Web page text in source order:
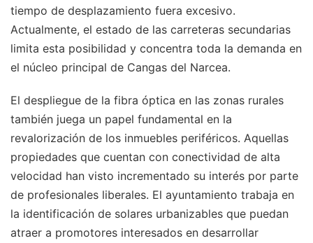
tiempo de desplazamiento fuera excesivo.
Actualmente, el estado de las carreteras secundarias
limita esta posibilidad y concentra toda la demanda en
el núcleo principal de Cangas del Narcea.
El despliegue de la fibra óptica en las zonas rurales
también juega un papel fundamental en la
revalorización de los inmuebles periféricos. Aquellas
propiedades que cuentan con conectividad de alta
velocidad han visto incrementado su interés por parte
de profesionales liberales. El ayuntamiento trabaja en
la identificación de solares urbanizables que puedan
atraer a promotores interesados en desarrollar